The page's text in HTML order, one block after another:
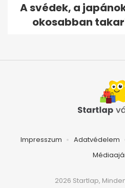
A svédek, a
okosabban
Impresszum Adatvédelem
2026 Startlap,